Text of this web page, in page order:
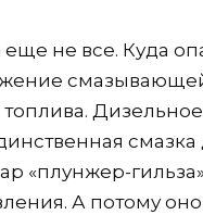
не все. Куда
смазка
«плунжер-
А потому